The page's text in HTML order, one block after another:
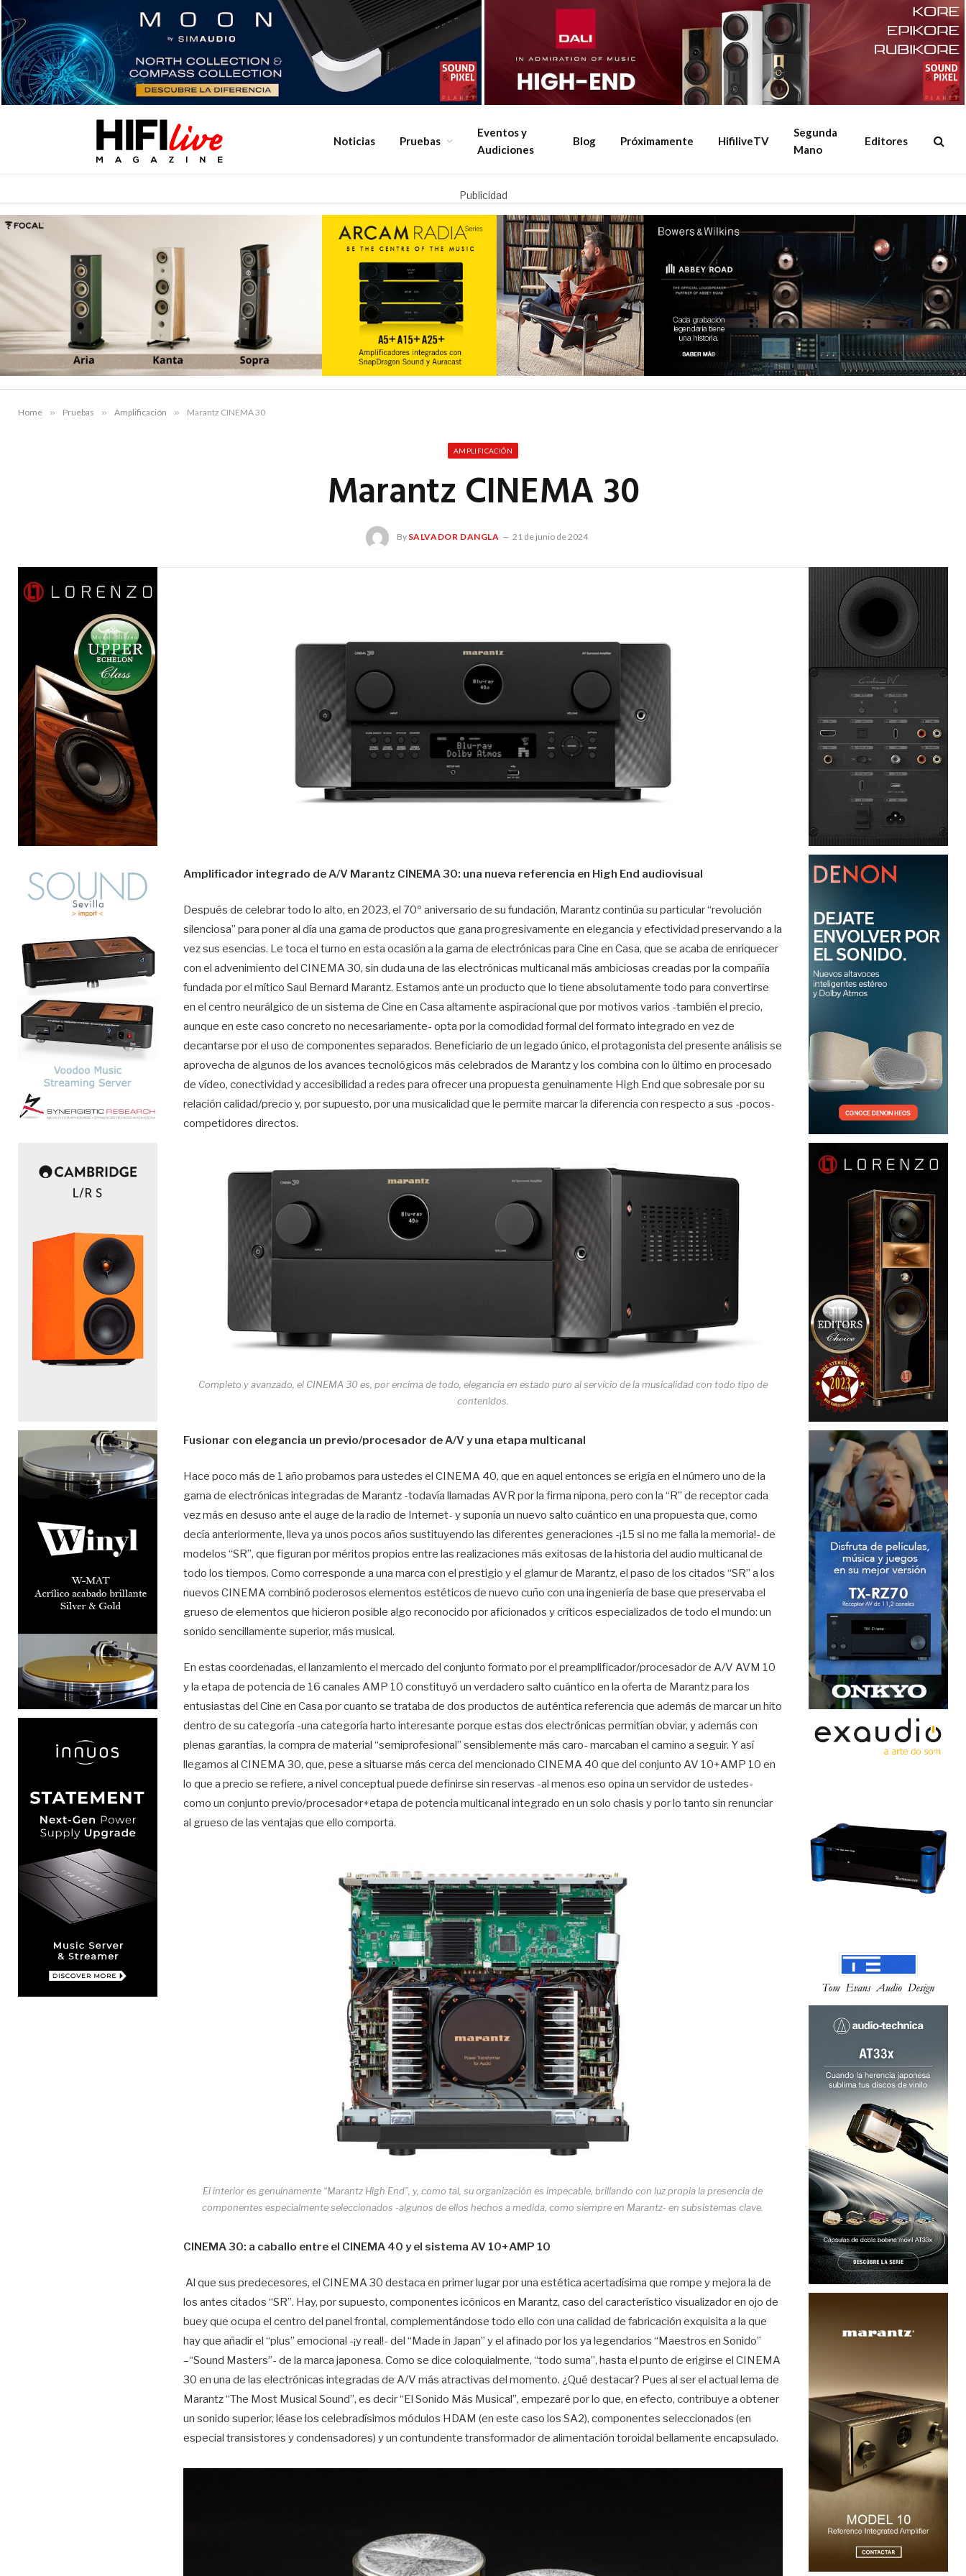
Noticias Pruebas
Eventos y
Audiciones
Blog Próximamente HifiliveTV
Segunda
Mano
Editores
Publicidad
Home » Pruebas » Amplificación » Marantz CINEMA 30
AMPLIFICACIÓN
Marantz CINEMA 30
By SALVADOR DANGLA 21 de junio de 2024
Amplificador integrado de A/V Marantz CINEMA 30: una nueva referencia en High End audiovisual
Después de celebrar todo lo alto, en 2023, el 70º aniversario de su fundación, Marantz continúa su particular “revolución
silenciosa” para poner al día una gama de productos que gana progresivamente en elegancia y efectividad preservando a la
vez sus esencias. Le toca el turno en esta ocasión a la gama de electrónicas para Cine en Casa, que se acaba de enriquecer
con el advenimiento del CINEMA 30, sin duda una de las electrónicas multicanal más ambiciosas creadas por la compañía
fundada por el mítico Saul Bernard Marantz. Estamos ante un producto que lo tiene absolutamente todo para convertirse
en el centro neurálgico de un sistema de Cine en Casa altamente aspiracional que por motivos varios -también el precio,
aunque en este caso concreto no necesariamente- opta por la comodidad formal del formato integrado en vez de
decantarse por el uso de componentes separados. Beneficiario de un legado único, el protagonista del presente análisis se
aprovecha de algunos de los avances tecnológicos más celebrados de Marantz y los combina con lo último en procesado
de vídeo, conectividad y accesibilidad a redes para ofrecer una propuesta genuinamente High End que sobresale por su
relación calidad/precio y, por supuesto, por una musicalidad que le permite marcar la diferencia con respecto a sus -pocos-
competidores directos.
Completo y avanzado, el CINEMA 30 es, por encima de todo, elegancia en estado puro al servicio de la musicalidad con todo tipo de
contenidos.
Fusionar con elegancia un previo/procesador de A/V y una etapa multicanal
Hace poco más de 1 año probamos para ustedes el CINEMA 40, que en aquel entonces se erigía en el número uno de la
gama de electrónicas integradas de Marantz -todavía llamadas AVR por la firma nipona, pero con la “R” de receptor cada
vez más en desuso ante el auge de la radio de Internet- y suponía un nuevo salto cuántico en una propuesta que, como
decía anteriormente, lleva ya unos pocos años sustituyendo las diferentes generaciones -¡15 si no me falla la memoria!- de
modelos “SR”, que figuran por méritos propios entre las realizaciones más exitosas de la historia del audio multicanal de
todo los tiempos. Como corresponde a una marca con el prestigio y el glamur de Marantz, el paso de los citados “SR” a los
nuevos CINEMA combinó poderosos elementos estéticos de nuevo cuño con una ingeniería de base que preservaba el
grueso de elementos que hicieron posible algo reconocido por aficionados y críticos especializados de todo el mundo: un
sonido sencillamente superior, más musical.
En estas coordenadas, el lanzamiento el mercado del conjunto formato por el preamplificador/procesador de A/V AVM 10
y la etapa de potencia de 16 canales AMP 10 constituyó un verdadero salto cuántico en la oferta de Marantz para los
entusiastas del Cine en Casa por cuanto se trataba de dos productos de auténtica referencia que además de marcar un hito
dentro de su categoría -una categoría harto interesante porque estas dos electrónicas permitían obviar, y además con
plenas garantías, la compra de material “semiprofesional” sensiblemente más caro- marcaban el camino a seguir. Y así
llegamos al CINEMA 30, que, pese a situarse más cerca del mencionado CINEMA 40 que del conjunto AV 10+AMP 10 en
lo que a precio se refiere, a nivel conceptual puede definirse sin reservas -al menos eso opina un servidor de ustedes-
como un conjunto previo/procesador+etapa de potencia multicanal integrado en un solo chasis y por lo tanto sin renunciar
al grueso de las ventajas que ello comporta.
El interior es genuinamente “Marantz High End”, y, como tal, su organización es impecable, brillando con luz propia la presencia de
componentes especialmente seleccionados -algunos de ellos hechos a medida, como siempre en Marantz- en subsistemas clave.
CINEMA 30: a caballo entre el CINEMA 40 y el sistema AV 10+AMP 10
Al que sus predecesores, el CINEMA 30 destaca en primer lugar por una estética acertadísima que rompe y mejora la de
los antes citados “SR”. Hay, por supuesto, componentes icónicos en Marantz, caso del característico visualizador en ojo de
buey que ocupa el centro del panel frontal, complementándose todo ello con una calidad de fabricación exquisita a la que
hay que añadir el “plus” emocional -¡y real!- del “Made in Japan” y el afinado por los ya legendarios “Maestros en Sonido”
–“Sound Masters”- de la marca japonesa. Como se dice coloquialmente, “todo suma”, hasta el punto de erigirse el CINEMA
30 en una de las electrónicas integradas de A/V más atractivas del momento. ¿Qué destacar? Pues al ser el actual lema de
Marantz “The Most Musical Sound”, es decir “El Sonido Más Musical”, empezaré por lo que, en efecto, contribuye a obtener
un sonido superior, léase los celebradísimos módulos HDAM (en este caso los SA2), componentes seleccionados (en
especial transistores y condensadores) y un contundente transformador de alimentación toroidal bellamente encapsulado.